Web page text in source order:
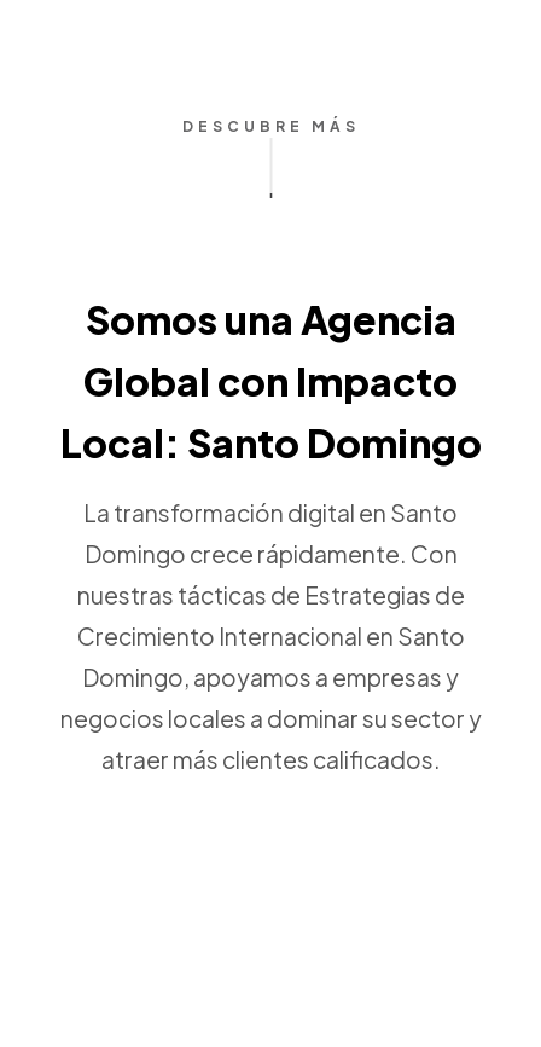
DESCUBRE MÁS
Somos una Agencia
Global con Impacto
Local: Santo Domingo
La transformación digital en Santo
Domingo crece rápidamente. Con
nuestras tácticas de Estrategias de
Crecimiento Internacional en Santo
Domingo, apoyamos a empresas y
negocios locales a dominar su sector y
atraer más clientes calificados.